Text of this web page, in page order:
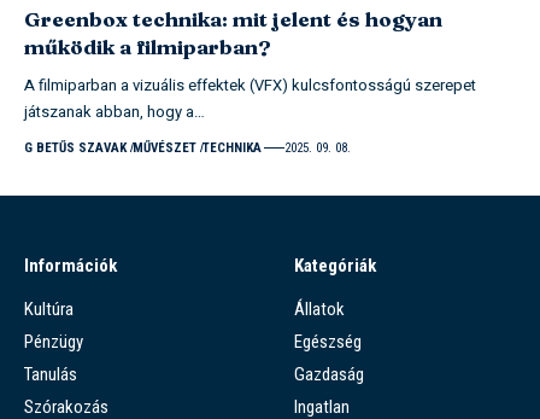
Greenbox technika: mit jelent és hogyan
működik a filmiparban?
A filmiparban a vizuális effektek (VFX) kulcsfontosságú szerepet
játszanak abban, hogy a…
G BETŰS SZAVAK MŰVÉSZET TECHNIKA 2025. 09. 08.
Információk
Kultúra
Pénzügy
Tanulás
Szórakozás
Kategóriák
Állatok
Egészség
Gazdaság
Ingatlan